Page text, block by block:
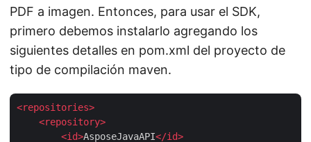
PDF a imagen. Entonces, para usar el SDK,
primero debemos instalarlo agregando los
siguientes detalles en pom.xml del proyecto de
tipo de compilación maven.
<repositories>
<repository>
<id>AsposeJavaAPI</id>